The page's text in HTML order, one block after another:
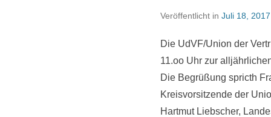
Veröffentlicht in Juli 18, 2017
Die UdVF/Union der
11.oo Uhr zur
Die Begrüßung spricth
Kreisvorsitzende der
Hartmut Liebscher,